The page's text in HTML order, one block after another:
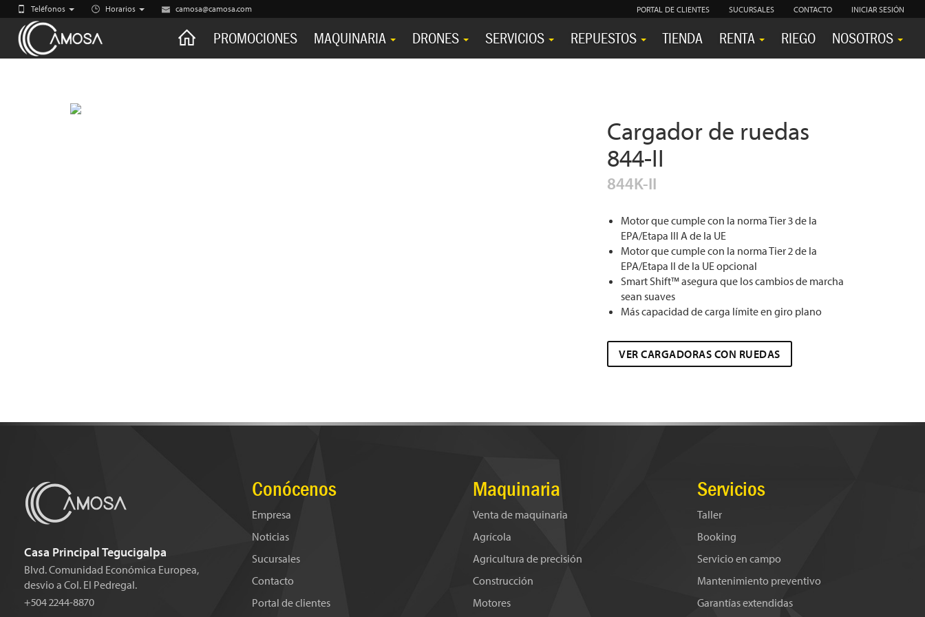
Teléfonos Horarios camosa@camosa.com PORTAL DE CLIENTES SUCURSALES CONTACTO INICIAR SESIÓN
CAMOSAPROMOCIONES MAQUINARIA DRONES SERVICIOS REPUESTOS TIENDA RENTA RIEGO NOSOTROS
Cargador de ruedas
844-II
844K-II
Motor que cumple con la norma Tier 3 de la
EPA/Etapa III A de la UE
Motor que cumple con la norma Tier 2 de la
EPA/Etapa II de la UE opcional
Smart Shift™ asegura que los cambios de marcha
sean suaves
Más capacidad de carga límite en giro plano
VER CARGADORAS CON RUEDAS
Casa Principal Tegucigalpa
Blvd. Comunidad Económica Europea,
desvio a Col. El Pedregal.
+504 2244-8870
Conócenos
Empresa
Noticias
Sucursales
Contacto
Portal de clientes
Maquinaria
Venta de maquinaria
Agrícola
Agricultura de precisión
Construcción
Motores
Servicios
Taller
Booking
Servicio en campo
Mantenimiento preventivo
Garantías extendidas